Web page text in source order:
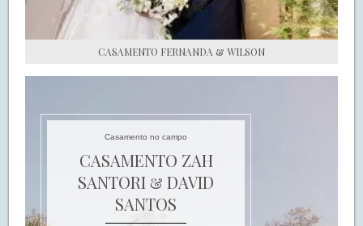
CASAMENTO FERNANDA & WILSON
Casamento no campo
CASAMENTO ZAH
SANTORI & DAVID
SANTOS